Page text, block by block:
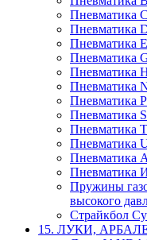
Пневматика
Пневматика
Пневматика
Пневматика
Пневматика
Пневматика
Пневматика
Пневматика
Пневматика
Пневматика
Пневматика
Пневматика
Пружины
высокого
Страйкбол
15. ЛУКИ,